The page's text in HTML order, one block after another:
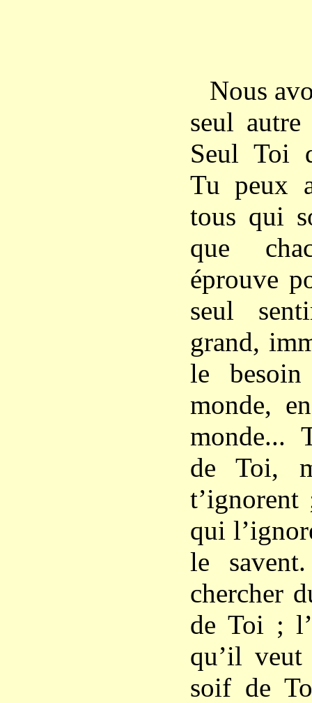
Nous
seul
Seul Toi
Tu peux
tous qui
que
éprouve
seul
grand,
le
monde,
monde...
de Toi,
qui
le
chercher
de Toi ;
qu’il
soif de